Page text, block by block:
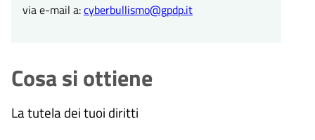
via e-mail a:cyberbullismo@gpdp.it
Cosa si ottiene
La tutela dei tuoi diritti